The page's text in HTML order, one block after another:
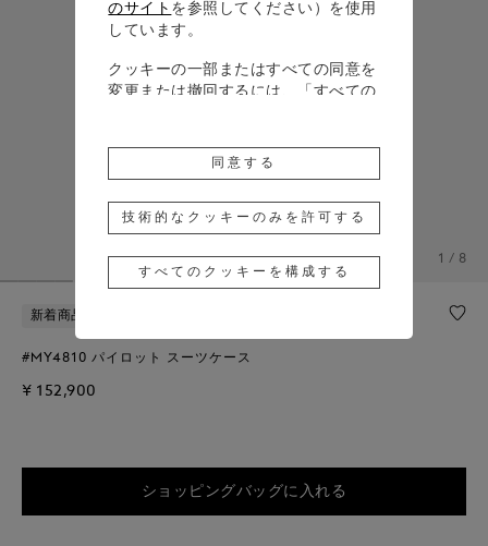
1 / 8
新着商品
#MY4810 パイロット スーツケース
¥ 152,900
ショッピングバッグに入れる
のサイト を参照してください）を使用
しています。
クッキーの一部またはすべての同意を
変更または撤回するには、「すべての
をご覧ください。
のクッキーの使用に同意したことにな
「技術的なクッキーのみを許可する」
同意する
技術的なクッキーのみを許可する
すべてのクッキーを構成する